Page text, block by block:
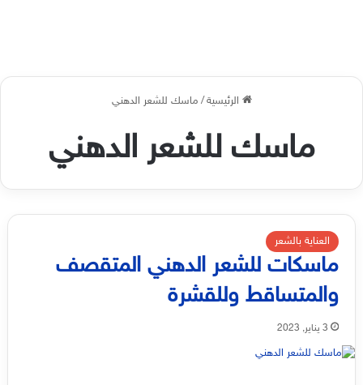
الرئيسية / ماسك للشعر الدهني
ماسك للشعر الدهني
العناية بالشعر
ماسكات للشعر الدهني المتقصف
والمتساقط وللقشرة
3 يناير, 2023